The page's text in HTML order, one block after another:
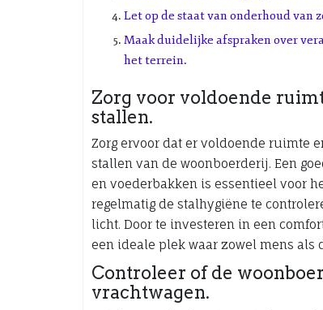
Let op de staat van onderhoud van
Maak duidelijke afspraken over
het terrein.
Zorg voor voldoende
stallen.
Zorg ervoor dat er voldoende ruimte
stallen van de woonboerderij. Een
en voederbakken is essentieel voor
regelmatig de stalhygiëne te
licht. Door te investeren in een
een ideale plek waar zowel mens als
Controleer of de
vrachtwagen.